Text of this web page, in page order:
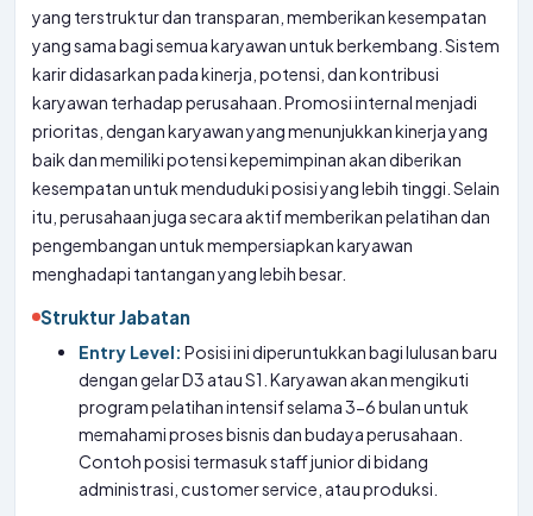
yang terstruktur dan transparan, memberikan kesempatan
yang sama bagi semua karyawan untuk berkembang. Sistem
karir didasarkan pada kinerja, potensi, dan kontribusi
karyawan terhadap perusahaan. Promosi internal menjadi
prioritas, dengan karyawan yang menunjukkan kinerja yang
baik dan memiliki potensi kepemimpinan akan diberikan
kesempatan untuk menduduki posisi yang lebih tinggi. Selain
itu, perusahaan juga secara aktif memberikan pelatihan dan
pengembangan untuk mempersiapkan karyawan
menghadapi tantangan yang lebih besar.
Struktur Jabatan
Entry Level: Posisi ini diperuntukkan bagi lulusan baru
dengan gelar D3 atau S1. Karyawan akan mengikuti
program pelatihan intensif selama 3-6 bulan untuk
memahami proses bisnis dan budaya perusahaan.
Contoh posisi termasuk staff junior di bidang
administrasi, customer service, atau produksi.